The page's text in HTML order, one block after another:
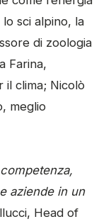
sci alpino, la
di zoologia
Farina,
il clima; Nicolò
meglio
aziende in un
Head of